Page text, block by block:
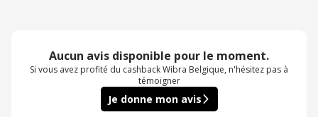
Aucun avis disponible pour le moment.
Si vous avez profité du cashback Wibra Belgique, n'hésitez pas à
témoigner
Je donne mon avis